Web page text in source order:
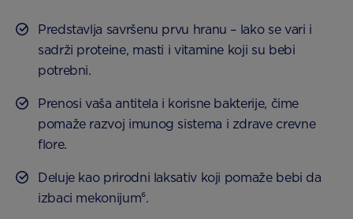
Predstavlja savršenu prvu hranu – lako se vari i
sadrži proteine, masti i vitamine koji su bebi
potrebni.
Prenosi vaša antitela i korisne bakterije, čime
pomaže razvoj imunog sistema i zdrave crevne
flore.
Deluje kao prirodni laksativ koji pomaže bebi da
izbaci mekonijum⁶.